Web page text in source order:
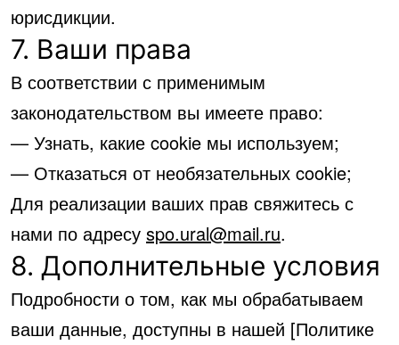
юрисдикции.
7. Ваши права
В соответствии с применимым
законодательством вы имеете право:
— Узнать, какие cookie мы используем;
— Отказаться от необязательных cookie;
Для реализации ваших прав свяжитесь с
нами по адресу spo.ural@mail.ru.
8. Дополнительные условия
Подробности о том, как мы обрабатываем
ваши данные, доступны в нашей [Политике